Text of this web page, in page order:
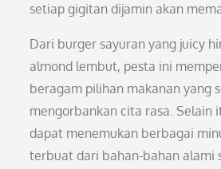
setiap gigitan dijamin akan
Dari burger sayuran yang juicy
almond lembut, pesta ini
beragam pilihan makanan yang
mengorbankan cita rasa. Selain
dapat menemukan berbagai
terbuat dari bahan-bahan alami